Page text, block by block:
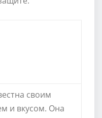
своим
и вкусом. Она